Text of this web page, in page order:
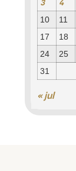
3 4
10
11
17
18
24
25
31
« jul